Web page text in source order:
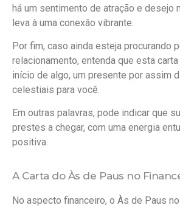
há um sentimento de atração e desejo
leva à uma conexão vibrante.
Por fim, caso ainda esteja procurando
relacionamento, entenda que esta
início de algo, um presente por assim
celestiais para você.
Em outras palavras, pode indicar que
prestes a chegar, com uma energia
positiva.
A Carta do Às de Paus no
No aspecto financeiro, o Às de Paus